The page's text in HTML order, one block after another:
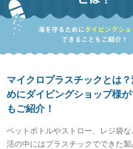
マイクロプラスチックとは
めにダイビングショップ様
もご紹介！
ペットボトルやストロー、レジ袋
活の中にはプラスチックでできた